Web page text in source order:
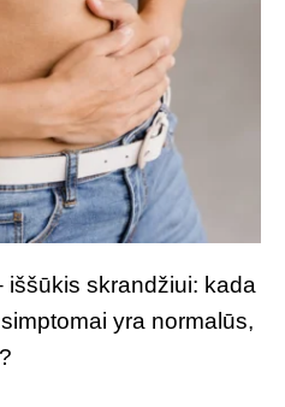
iššūkis skrandžiui: kada
yra normalūs,